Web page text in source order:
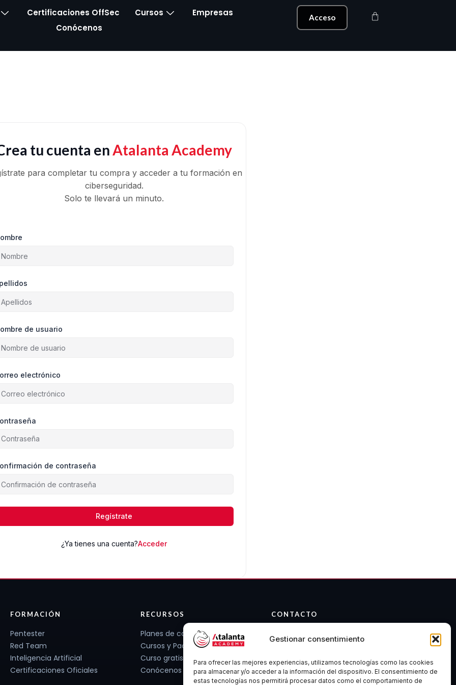
Gestionar consentimiento
Para ofrecer las mejores experiencias, utilizamos tecnologías como las cookies
para almacenar y/o acceder a la información del dispositivo. El consentimiento de
estas tecnologías nos permitirá procesar datos como el comportamiento de
Certificaciones OffSec Cursos
Empresas
Conócenos
Acceso Carrito
tu cuenta enAtalanta Academy
para completar tu compra y acceder a tu formación en
ciberseguridad.
Solo te llevará un minuto.
de usuario
electrónico
de contraseña
Regístrate
¿Ya tienes una cuenta?Acceder
FORMACIÓN
Pentester
Red Team
Inteligencia Artificial
Certificaciones Oficiales
RECURSOS
Planes de carrera
Cursos y Packs
Curso gratis
Conócenos
CONTACTO
Telegram
Madrid, España